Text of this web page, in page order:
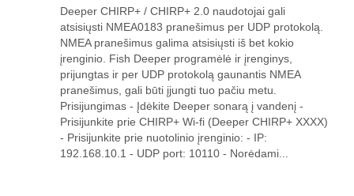
Deeper CHIRP+ / CHIRP+ 2.0 naudotojai gali
atsisiųsti NMEA0183 pranešimus per UDP protokolą.
NMEA pranešimus galima atsisiųsti iš bet kokio
įrenginio. Fish Deeper programėlė ir įrenginys,
prijungtas ir per UDP protokolą gaunantis NMEA
pranešimus, gali būti įjungti tuo pačiu metu.
Prisijungimas - Įdėkite Deeper sonarą į vandenį -
Prisijunkite prie CHIRP+ Wi-fi (Deeper CHIRP+ XXXX)
- Prisijunkite prie nuotolinio įrenginio: - IP:
192.168.10.1 - UDP port: 10110 - Norėdami...